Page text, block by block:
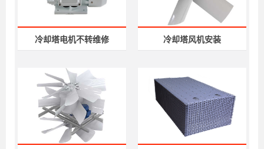
冷却塔电机不转维修 冷却塔风机安装